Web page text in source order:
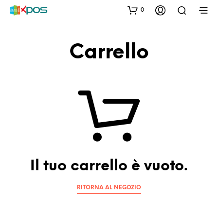
0
Carrello
Il tuo carrello è vuoto.
RITORNA AL NEGOZIO